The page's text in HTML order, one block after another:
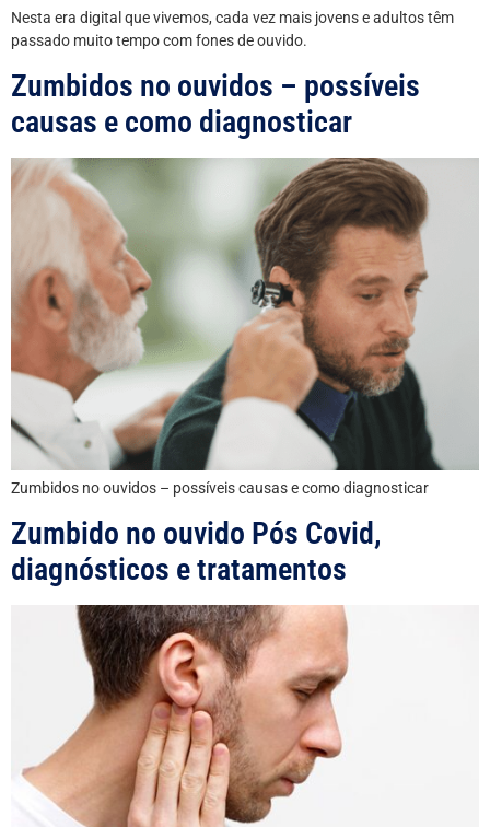
Nesta era digital que vivemos, cada vez mais jovens e adultos têm
passado muito tempo com fones de ouvido.
Zumbidos no ouvidos – possíveis
causas e como diagnosticar
Zumbidos no ouvidos – possíveis causas e como diagnosticar
Zumbido no ouvido Pós Covid,
diagnósticos e tratamentos